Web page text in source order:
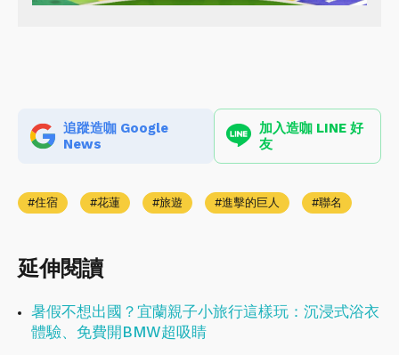
追蹤造咖 Google
News
加入造咖 LINE 好
友
住宿 花蓮 旅遊 進擊的巨人 聯名
延伸閱讀
暑假不想出國？宜蘭親子小旅行這樣玩：沉浸式浴衣
體驗、免費開BMW超吸睛